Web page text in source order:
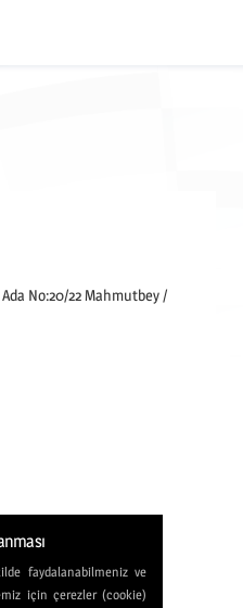
faydalanabilmeniz ve
için çerezler (cookie)
Ada No:20/22 Mahmutbey /